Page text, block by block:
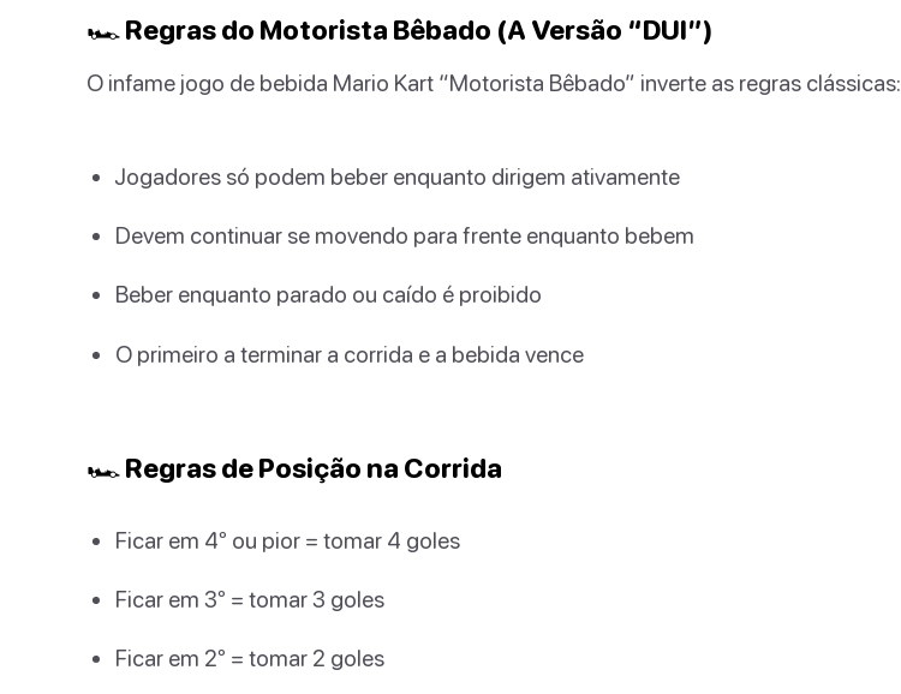
🏎️ Regras do Motorista Bêbado (A Versão “DUI”)
O infame jogo de bebida Mario Kart “Motorista Bêbado” inverte as regras clássicas:
Jogadores só podem beber enquanto dirigem ativamente
Devem continuar se movendo para frente enquanto bebem
Beber enquanto parado ou caído é proibido
O primeiro a terminar a corrida e a bebida vence
🏎️ Regras de Posição na Corrida
Ficar em 4º ou pior = tomar 4 goles
Ficar em 3º = tomar 3 goles
Ficar em 2º = tomar 2 goles